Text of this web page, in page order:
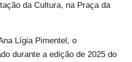
da Cultura, na Praça da
Lígia Pimentel, o
durante a edição de 2025 do